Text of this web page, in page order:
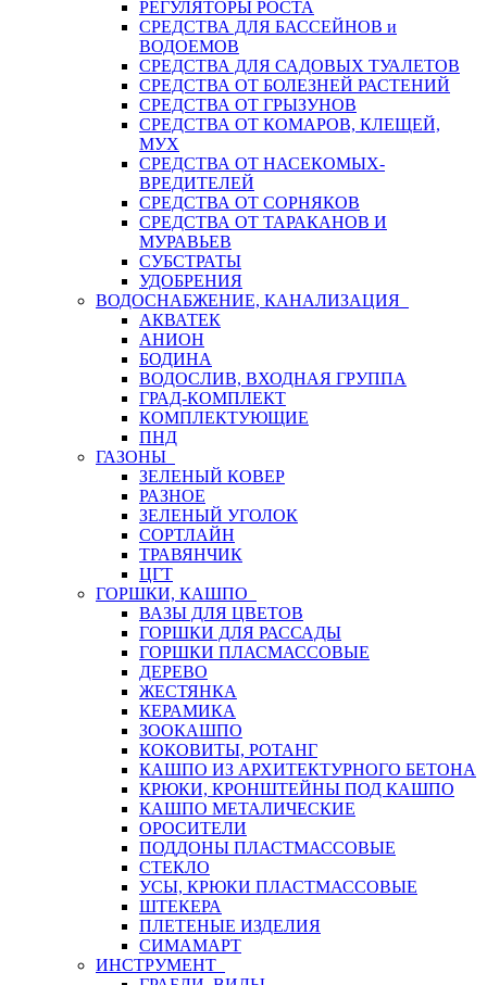
РЕГУЛЯТОРЫ РОСТА
СРЕДСТВА ДЛЯ БАССЕЙНОВ и
ВОДОЕМОВ
СРЕДСТВА ДЛЯ САДОВЫХ ТУАЛЕТОВ
СРЕДСТВА ОТ БОЛЕЗНЕЙ РАСТЕНИЙ
СРЕДСТВА ОТ ГРЫЗУНОВ
СРЕДСТВА ОТ КОМАРОВ, КЛЕЩЕЙ,
МУХ
СРЕДСТВА ОТ НАСЕКОМЫХ-
ВРЕДИТЕЛЕЙ
СРЕДСТВА ОТ СОРНЯКОВ
СРЕДСТВА ОТ ТАРАКАНОВ И
МУРАВЬЕВ
СУБСТРАТЫ
УДОБРЕНИЯ
ВОДОСНАБЖЕНИЕ, КАНАЛИЗАЦИЯ
АКВАТЕК
АНИОН
БОДИНА
ВОДОСЛИВ, ВХОДНАЯ ГРУППА
ГРАД-КОМПЛЕКТ
КОМПЛЕКТУЮЩИЕ
ПНД
ГАЗОНЫ
ЗЕЛЕНЫЙ КОВЕР
РАЗНОЕ
ЗЕЛЕНЫЙ УГОЛОК
СОРТЛАЙН
ТРАВЯНЧИК
ЦГТ
ГОРШКИ, КАШПО
ВАЗЫ ДЛЯ ЦВЕТОВ
ГОРШКИ ДЛЯ РАССАДЫ
ГОРШКИ ПЛАСМАССОВЫЕ
ДЕРЕВО
ЖЕСТЯНКА
КЕРАМИКА
ЗООКАШПО
КОКОВИТЫ, РОТАНГ
КАШПО ИЗ АРХИТЕКТУРНОГО БЕТОНА
КРЮКИ, КРОНШТЕЙНЫ ПОД КАШПО
КАШПО МЕТАЛИЧЕСКИЕ
ОРОСИТЕЛИ
ПОДДОНЫ ПЛАСТМАССОВЫЕ
СТЕКЛО
УСЫ, КРЮКИ ПЛАСТМАССОВЫЕ
ШТЕКЕРА
ПЛЕТЕНЫЕ ИЗДЕЛИЯ
СИМАМАРТ
ИНСТРУМЕНТ